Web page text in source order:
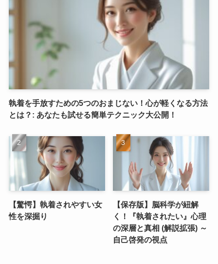
執着を手放すための5つのおまじない！心が軽くなる方法
とは？: あなたも試せる簡単テクニック大公開！
【驚愕】執着されやすい女
性を深掘り
【保存版】脳科学が紐解
く！『執着されたい』心理
の深層と真相 (解説拡張) ～
自己啓発の視点